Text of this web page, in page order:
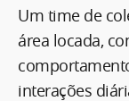
Um time de
área locada,
interações